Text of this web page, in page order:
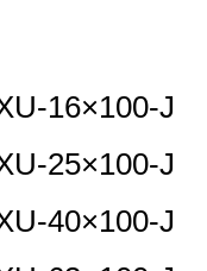
16×100-J
25×100-J
40×100-J